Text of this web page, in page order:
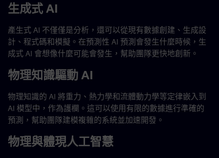
生成式 AI
產生式 AI 不僅僅是分析，還可以從現有數據創建、生成設
計、程式碼和模擬。在預測性 AI 預測會發生什麼時候，生
成式 AI 會想像什麼可能會發生，幫助團隊更快地創新。
物理知識驅動 AI
物理知識的 AI 將重力、熱力學和流體動力學等定律嵌入到
AI 模型中，作為護欄。這可以使用有限的數據進行準確的
預測，幫助團隊建模複雜的系統並加速開發。
物理與體現人工智慧